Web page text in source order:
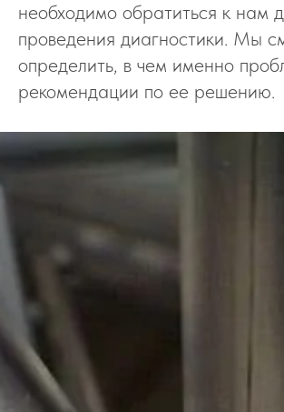
необходимо обратиться к нам
проведения диагностики. Мы
определить, в чем именно
рекомендации по ее решению.